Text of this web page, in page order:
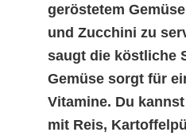
geröstetem
und Zucchini zu
saugt die köstliche
Gemüse sorgt für
Vitamine. Du
mit Reis,